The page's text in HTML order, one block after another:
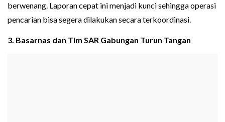
berwenang. Laporan cepat ini menjadi kunci sehingga operasi
pencarian bisa segera dilakukan secara terkoordinasi.
3. Basarnas dan Tim SAR Gabungan Turun Tangan